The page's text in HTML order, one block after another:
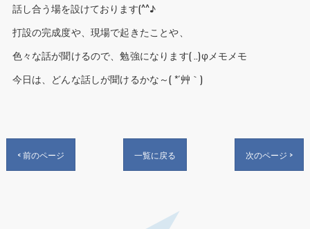
話し合う場を設けております(^^♪
打設の完成度や、現場で起きたことや、
色々な話が聞けるので、勉強になります( ..)φメモメモ
今日は、どんな話しが聞けるかな～( *´艸｀)
< 前のページ 一覧に戻る 次のページ >